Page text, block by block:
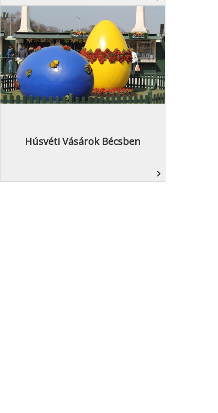
Húsvéti Vásárok Bécsben
navigate_next